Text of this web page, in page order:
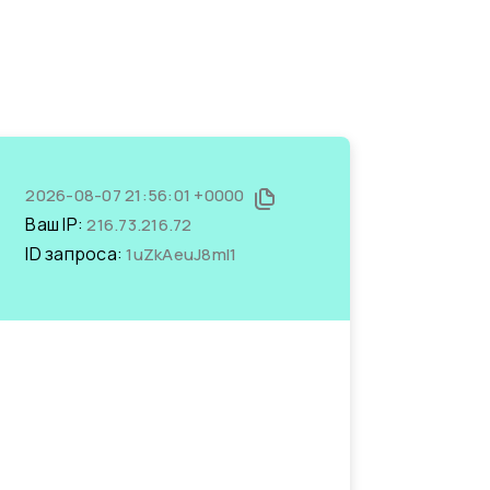
2026-08-07 21:56:01 +0000
Ваш IP:216.73.216.72
ID запроса:1uZkAeuJ8mI1